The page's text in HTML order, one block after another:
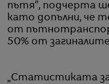
пътя”, подчерта
като допълни, че
от
50% от
„Статистиката